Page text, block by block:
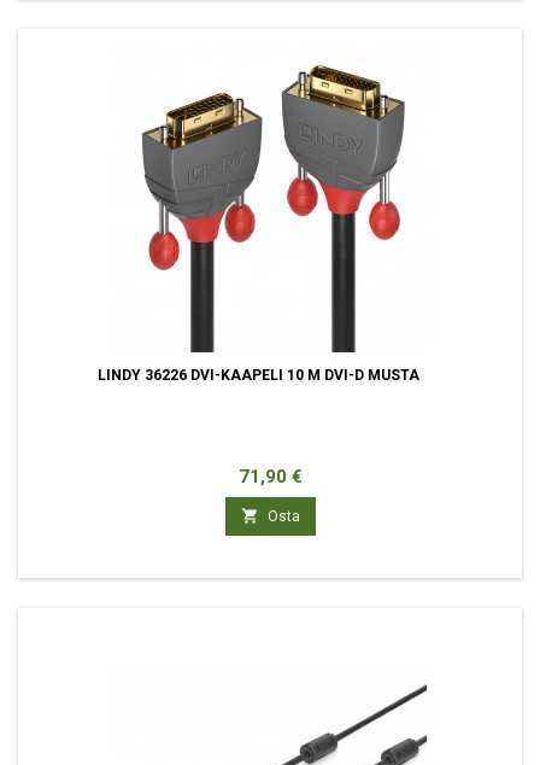
LINDY 36226 DVI-KAAPELI 10 M DVI-D MUSTA
Hinta
71,90 €
 Osta